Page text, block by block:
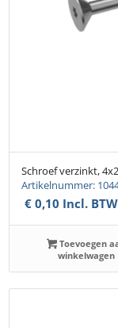
Schroef verzinkt,
Artikelnummer:
€ 0,10 Incl. BTW
Toevoegen
winkelwagen